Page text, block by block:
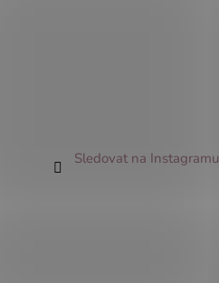
Sledovat na Instagramu